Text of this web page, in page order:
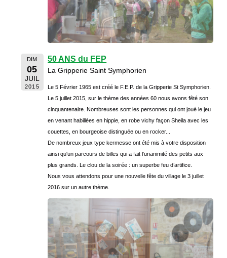
DIM
05
JUIL
2015
50 ANS du FEP
La Gripperie Saint Symphorien
Le 5 Février 1965 est créé le F.E.P. de la Gripperie St Symphorien.
Le 5 juillet 2015, sur le thème des années 60 nous avons fêté son
cinquantenaire. Nombreuses sont les personnes qui ont joué le jeu
en venant habillées en hippie, en robe vichy façon Sheila avec les
couettes, en bourgeoise distinguée ou en rocker...
De nombreux jeux type kermesse ont été mis à votre disposition
ainsi qu'un parcours de billes qui a fait l’unanimité des petits aux
plus grands. Le clou de la soirée : un superbe feu d’artifice.
Nous vous attendons pour une nouvelle fête du village le 3 juillet
2016 sur un autre thème.